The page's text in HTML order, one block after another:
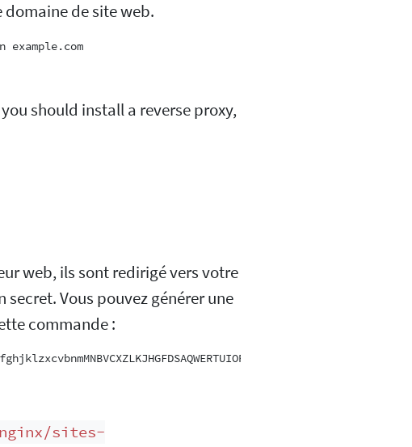
domaine de site web.
$ ~/.acme.sh/acme.sh --issue --standalone --domain example.com
should install a reverse proxy,
web, ils sont redirigé vers votre
Vous pouvez générer une
commande :
sites-